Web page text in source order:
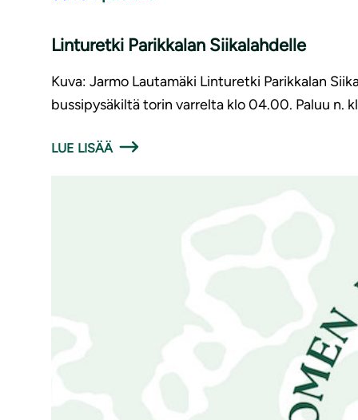
Linturetki Parikkalan Siikalahdelle
Kuva: Jarmo Lautamäki Linturetki Parikkalan
bussipysäkiltä torin varrelta klo 04.00. Paluu n.
LUE LISÄÄ